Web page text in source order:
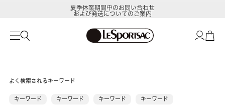
夏季休業期間中のお問い合わせ
および発送についてのご案内
よく検索されるキーワード
キーワード キーワード キーワード
キーワード